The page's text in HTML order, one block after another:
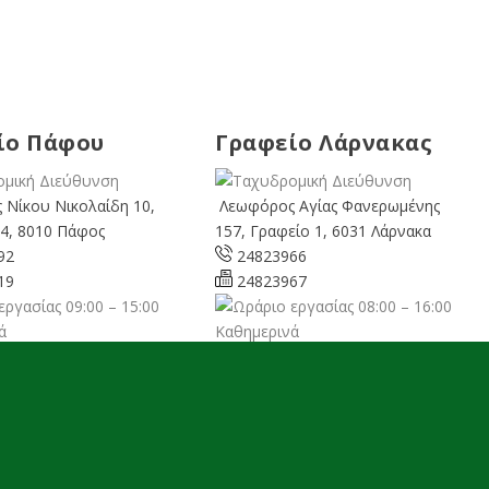
Πάφου
Νικολαίδη 10,
8010 Πάφος
09:00 – 15:00
Γραφείο Λάρνακας
Λεωφόρος Αγίας Φανερωμένης
157, Γραφείο 1, 6031 Λάρνακα
24823966
24823967
08:00 – 16:00
Καθημερινά